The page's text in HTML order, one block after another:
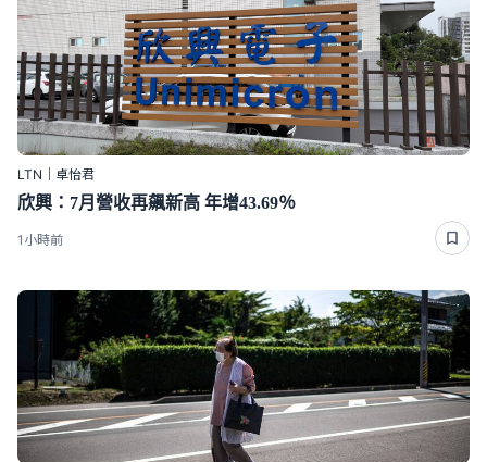
LTN｜卓怡君
欣興：7月營收再飆新高 年增43.69％
1小時前